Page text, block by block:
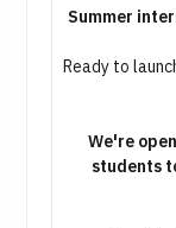
Ready to
We're
students